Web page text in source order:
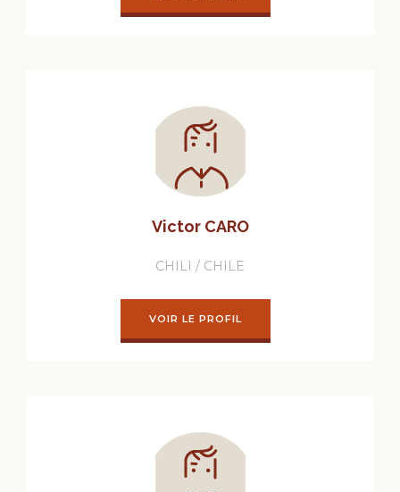
Victor CARO
CHILI / CHILE
VOIR LE PROFIL